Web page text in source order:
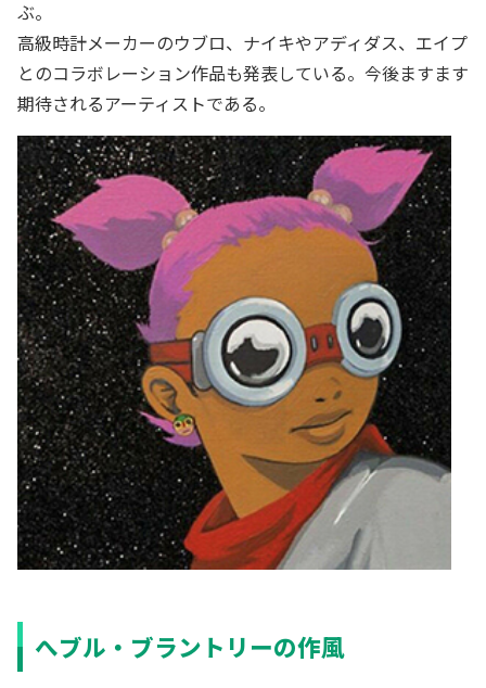
ぶ。
高級時計メーカーのウブロ、ナイキやアディダス、エイプ
とのコラボレーション作品も発表している。今後ますます
期待されるアーティストである。
へブル・ブラントリーの作風